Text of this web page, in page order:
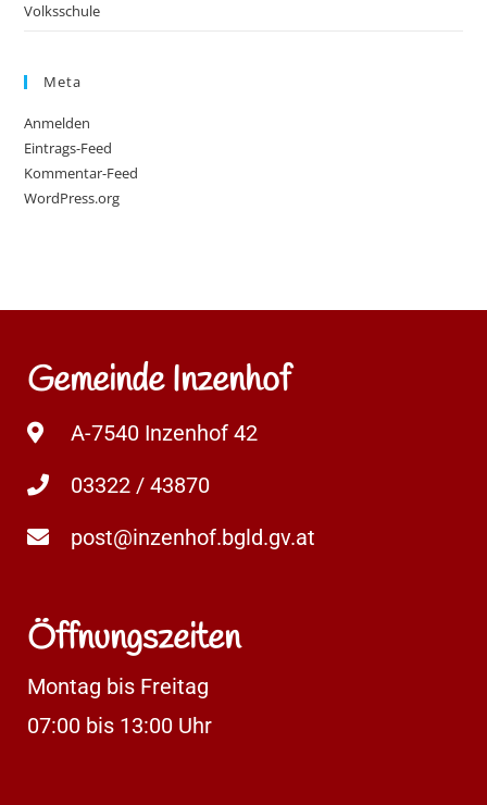
Volksschule
Meta
Anmelden
Eintrags-Feed
Kommentar-Feed
WordPress.org
Gemeinde Inzenhof
A-7540 Inzenhof 42
03322 / 43870
post@inzenhof.bgld.gv.at
Öffnungszeiten
Montag bis Freitag
07:00 bis 13:00 Uhr